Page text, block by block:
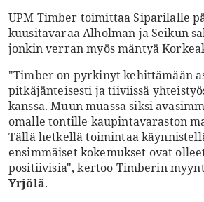
UPM Timber toimittaa Siparilalle
kuusitavaraa Alholman ja Seikun
jonkin verran myös mäntyä
"Timber on pyrkinyt kehittämään
pitkäjänteisesti ja tiiviissä
kanssa. Muun muassa siksi
omalle tontille kaupintavaraston
Tällä hetkellä toimintaa
ensimmäiset kokemukset ovat
positiivisia", kertoo Timberin
Yrjölä.